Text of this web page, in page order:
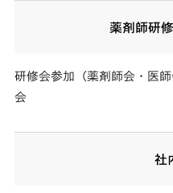
薬剤師研
研修会参加（薬剤師会・医
会
社